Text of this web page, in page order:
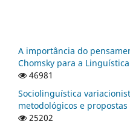
A importância do
Chomsky para a
46981
Sociolinguística
metodológicos e
25202